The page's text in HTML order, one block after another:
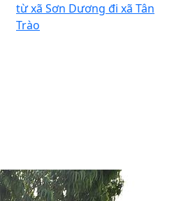
từ xã Sơn Dương đi xã Tân
Trào